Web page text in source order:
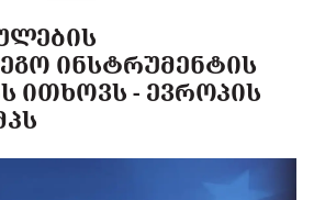
ᲘᲜᲡᲢᲠᲣᲛᲔᲜᲢᲘᲡ
ᲘᲗᲮᲝᲕᲡ - ᲔᲕᲠᲝᲞᲘᲡ